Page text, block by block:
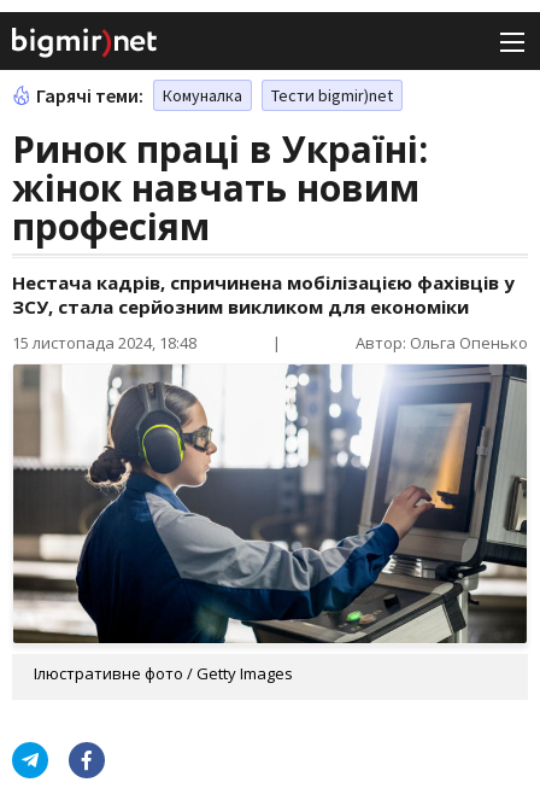
Гарячі теми: Комуналка Тести bigmir)net
Ринок праці в Україні:
жінок навчать новим
професіям
Нестача кадрів, спричинена мобілізацією фахівців у
ЗСУ, стала серйозним викликом для економіки
15 листопада 2024, 18:48 | Автор: Ольга Опенько
Ілюстративне фото / Getty Images